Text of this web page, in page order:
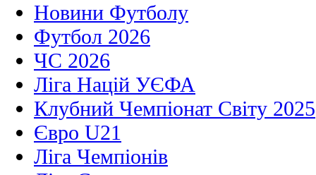
Новини Футболу
Футбол 2026
ЧС 2026
Ліга Націй УЄФА
Клубний Чемпіонат Світу 2025
Євро U21
Ліга Чемпіонів